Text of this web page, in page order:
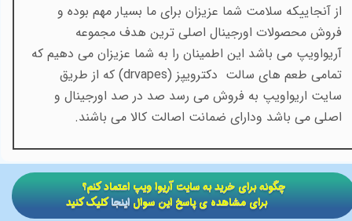
از آنجاییکه سلامت شما عزیزان برای ما بسیار مهم بوده و
فروش محصولات اورجینال اصلی ترین هدف مجموعه
آریواویپ می باشد این اطمینان را به شما عزیزان می دهیم که
تمامی طعم های سالت دکترویپز (drvapes)
که از طریق
سایت اریواویپ به فروش می رسد صد در صد اورجینال و
اصلی می باشد ودارای ضمانت اصالت کالا می باشند.
​​چگونه برای خرید به سایت آریوا ویپ اعتماد کنم؟
برای مشاهده ی پاسخ این سوالاینجاکلیک کنید